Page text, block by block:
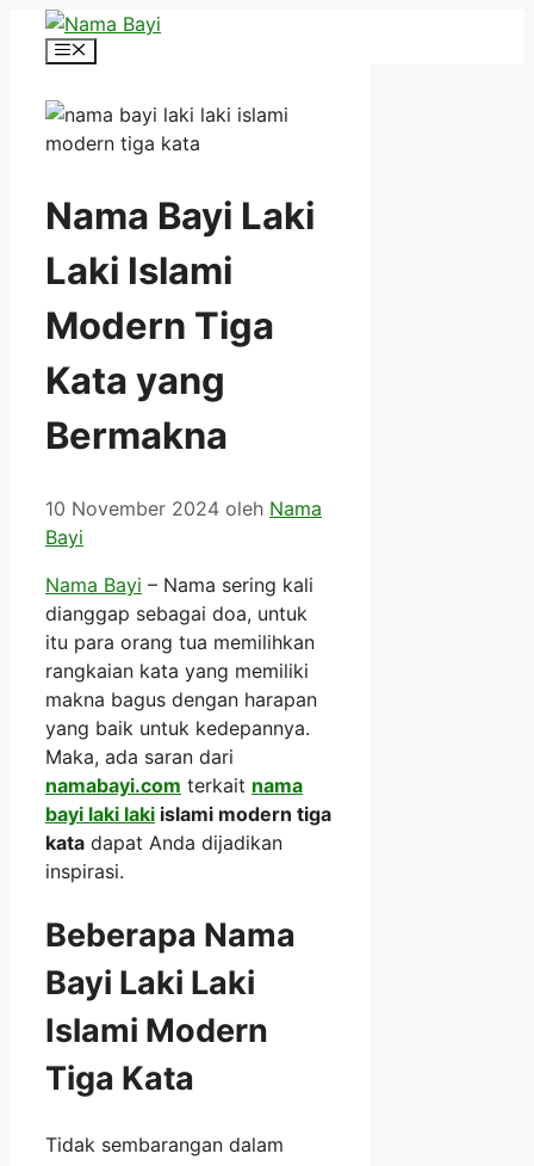
Langsung
Menu
Nama Bayi Laki
Laki Islami
Modern Tiga
Kata yang
Bermakna
10 November 2024 oleh Nama
Bayi
Nama Bayi – Nama sering kali
dianggap sebagai doa, untuk
itu para orang tua memilihkan
rangkaian kata yang memiliki
makna bagus dengan harapan
yang baik untuk kedepannya.
Maka, ada saran dari
namabayi.com terkait nama
bayi laki laki islami modern tiga
kata dapat Anda dijadikan
inspirasi.
Beberapa Nama
Bayi Laki Laki
Islami Modern
Tiga Kata
Tidak sembarangan dalam